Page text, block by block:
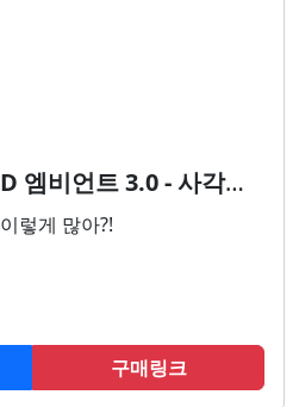
언트 3.0 - 사각지대 알림 종결!
렇게 많아?!
구매링크